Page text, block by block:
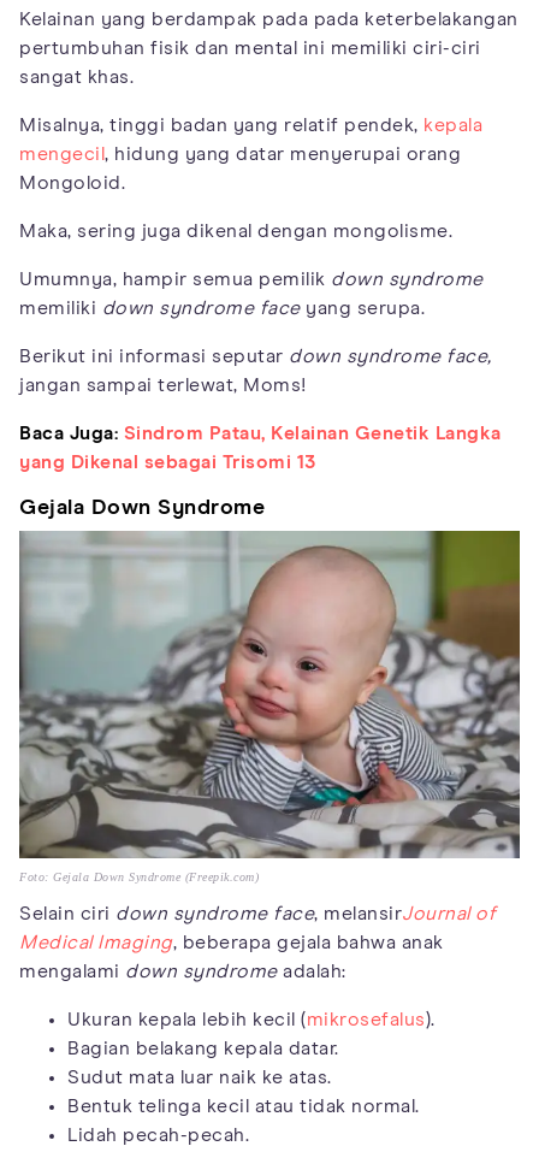
Kelainan yang berdampak pada pada keterbelakangan
pertumbuhan fisik dan mental ini memiliki ciri-ciri
sangat khas.
Misalnya, tinggi badan yang relatif pendek, kepala
mengecil , hidung yang datar menyerupai orang
Mongoloid.
Maka, sering juga dikenal dengan mongolisme.
Umumnya, hampir semua pemilik down syndrome
memiliki down syndrome faceyang serupa.
Berikut ini informasi seputar down syndrome face,
jangan sampai terlewat, Moms!
Baca Juga: Sindrom Patau, Kelainan Genetik Langka
yang Dikenal sebagai Trisomi 13
Gejala Down Syndrome
Foto: Gejala Down Syndrome (Freepik.com)
Selain ciri down syndrome face, melansirJournal of
Medical Imaging, beberapa gejala bahwa anak
mengalami down syndromeadalah:
Ukuran kepala lebih kecil (mikrosefalus).
Bagian belakang kepala datar.
Sudut mata luar naik ke atas.
Bentuk telinga kecil atau tidak normal.
Lidah pecah-pecah.